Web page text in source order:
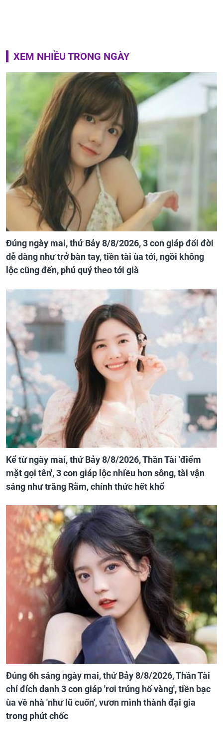
XEM NHIỀU TRONG NGÀY
Đúng ngày mai, thứ Bảy 8/8/2026, 3 con giáp đổi đời
dễ dàng như trở bàn tay, tiền tài ùa tới, ngồi không
lộc cũng đến, phú quý theo tới già
Kể từ ngày mai, thứ Bảy 8/8/2026, Thần Tài 'điểm
mặt gọi tên', 3 con giáp lộc nhiều hơn sông, tài vận
sáng như trăng Rằm, chính thức hết khổ
Đúng 6h sáng ngày mai, thứ Bảy 8/8/2026, Thần Tài
chỉ đích danh 3 con giáp 'rơi trúng hố vàng', tiền bạc
ùa về nhà 'như lũ cuốn', vươn mình thành đại gia
trong phút chốc